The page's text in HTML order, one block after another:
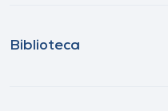
Biblioteca